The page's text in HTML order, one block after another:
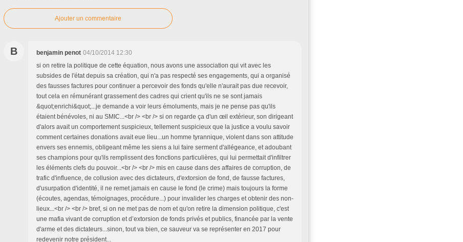
Ajouter un commentaire
B benjamin penot 04/10/2014 12:30
si on retire la politique de cette équation, nous avons une association qui vit avec les
subsides de l'état depuis sa création, qui n'a pas respecté ses engagements, qui a organisé
des fausses factures pour continuer a percevoir des fonds qu'elle n'aurait pas due recevoir,
tout cela en rémunérant grassement des cadres qui crient qu'ils ne se sont jamais
&quot;enrichi&quot;...je demande a voir leurs émoluments, mais je ne pense pas qu'ils
étaient bénévoles, ni au SMIC...<br /> <br /> si on regarde ça d'un œil extérieur, son dirigeant
d'alors avait un comportement suspicieux, tellement suspicieux que la justice a voulu savoir
comment certaines donations avait eue lieu...un homme tyrannique, violent dans son attitude
envers ses ennemis, obligeant même les siens a lui faire serment d'allégeance, et adoubant
ses champions pour qu'ils remplissent des fonctions particulières, qui lui permettait d'infiltrer
les éléments clefs du pouvoir...<br /> <br /> mis en cause dans des affaires de corruption, de
trafic d'influence, de collusion avec des dictateurs, d'extorsion de fond, de fausse factures,
d'usurpation d'identité, il ne remet jamais en cause le fond (le crime) mais toujours la forme
(écoutes, agendas, témoignages, procédure...) pour invalider les charges et obtenir des non-
lieux...<br /> <br /> bref, si on ne met pas de nom et qu'on retire la dimension politique, c'est
une mafia vivant de corruption et d’extorsion de fonds privés et publics, financée par la vente
d'arme et des dictateurs...sinon, tout va bien, ce sauveur va se représenter en 2017 pour
redevenir notre président...